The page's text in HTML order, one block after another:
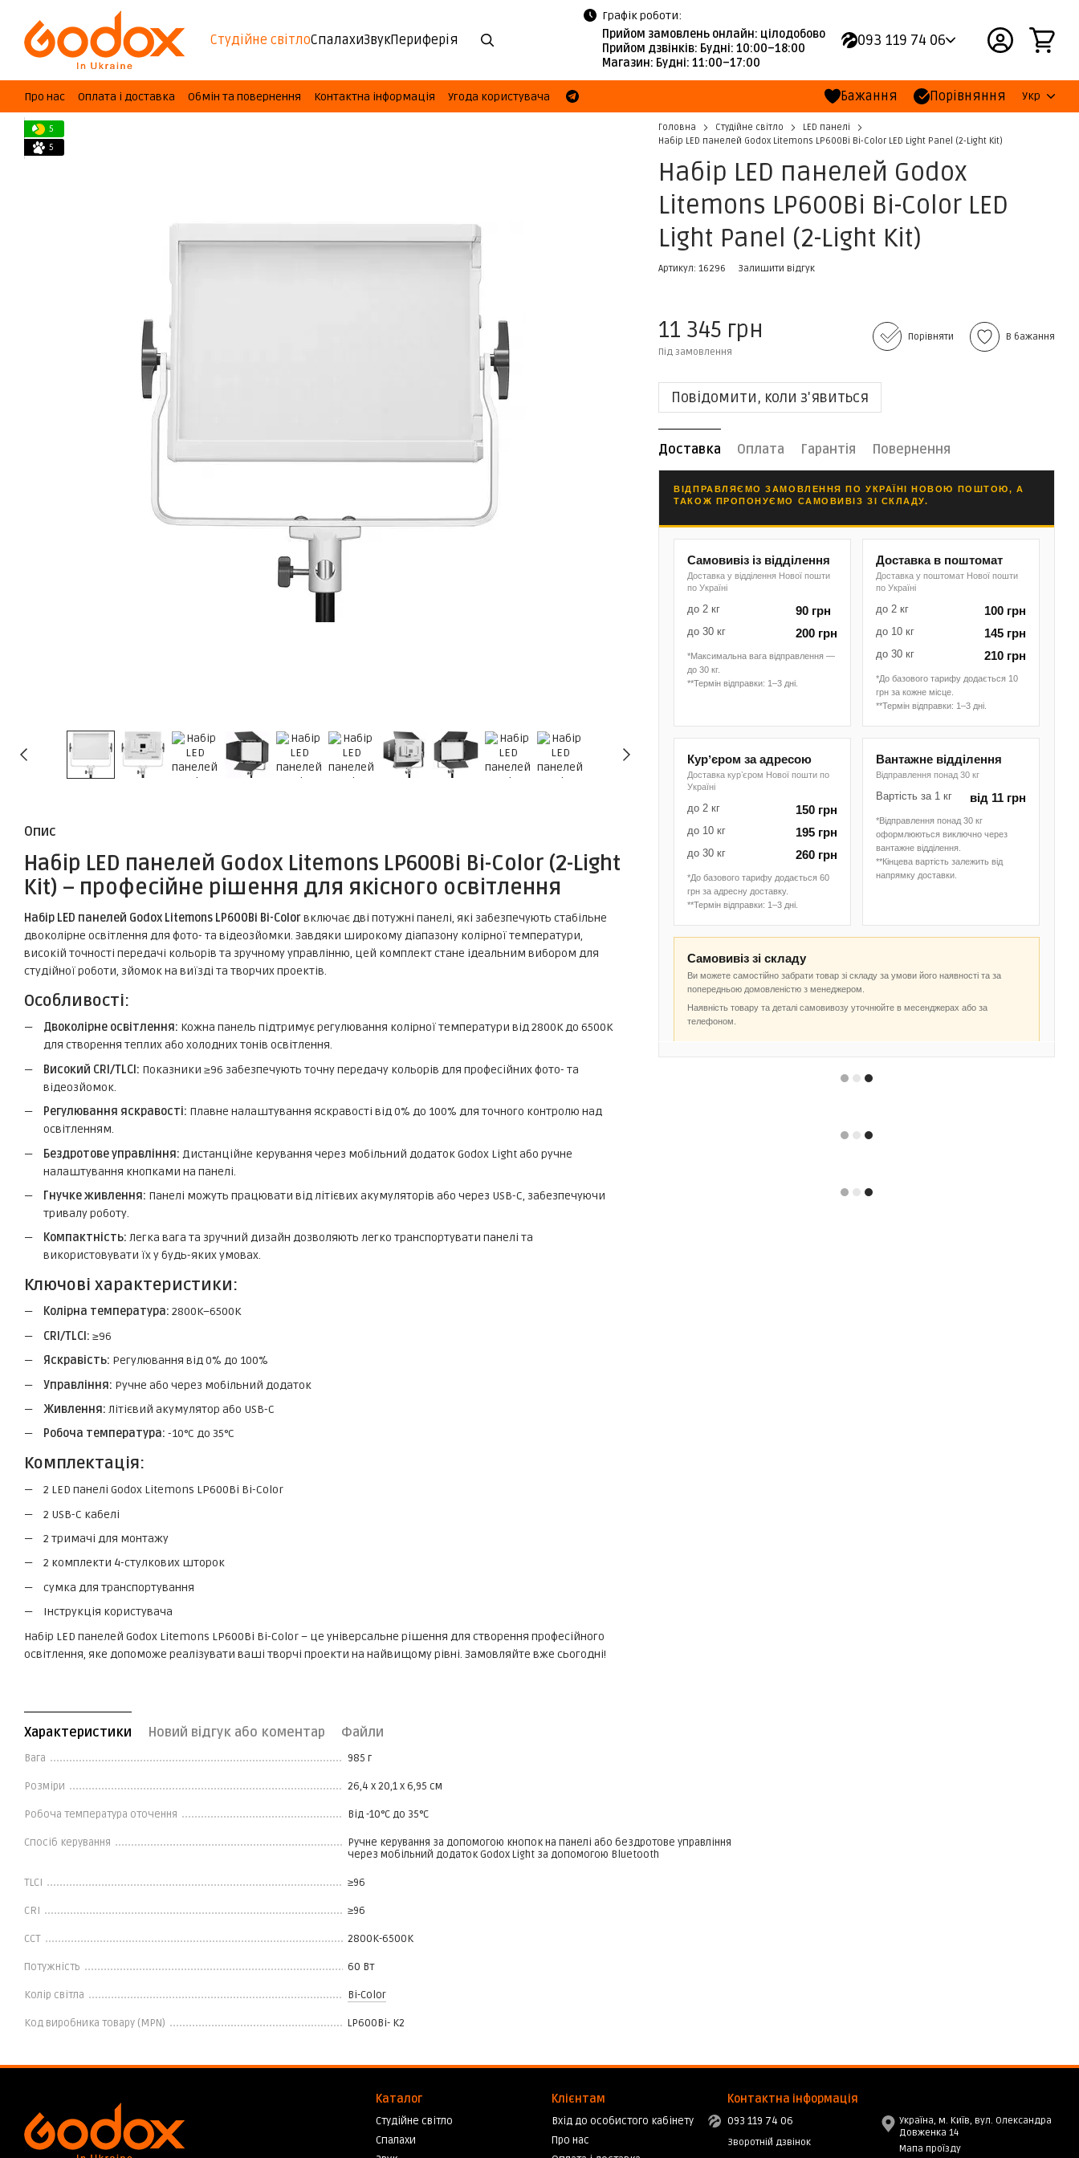
Перейти до основного контенту
Студійне світлоСпалахиЗвукПериферія
Графік роботи:
Прийом замовлень онлайн: цілодобово
Прийом дзвінків: Будні: 10:00–18:00
Магазин: Будні: 11:00–17:00
093 119 74 06
Про нас Оплата і доставка Обмін та повернення Контактна інформація Угода користувача Бажання Порівняння Укр
5
5
Опис
Набір LED панелей Godox Litemons LP600Bi Bi-Color (2-Light
Kit) – професійне рішення для якісного освітлення
Набір LED панелей Godox Litemons LP600Bi Bi-Colorвключає дві потужні панелі, які забезпечують стабільне
двоколірне освітлення для фото- та відеозйомки. Завдяки широкому діапазону колірної температури,
високій точності передачі кольорів та зручному управлінню, цей комплект стане ідеальним вибором для
студійної роботи, зйомок на виїзді та творчих проектів.
Особливості:
Двоколірне освітлення: Кожна панель підтримує регулювання колірної температури від 2800K до 6500K
для створення теплих або холодних тонів освітлення.
Високий CRI/TLCI: Показники ≥96 забезпечують точну передачу кольорів для професійних фото- та
відеозйомок.
Регулювання яскравості: Плавне налаштування яскравості від 0% до 100% для точного контролю над
освітленням.
Бездротове управління: Дистанційне керування через мобільний додаток Godox Light або ручне
налаштування кнопками на панелі.
Гнучке живлення: Панелі можуть працювати від літієвих акумуляторів або через USB-C, забезпечуючи
тривалу роботу.
Компактність: Легка вага та зручний дизайн дозволяють легко транспортувати панелі та
використовувати їх у будь-яких умовах.
Ключові характеристики:
Колірна температура: 2800K–6500K
CRI/TLCI: ≥96
Яскравість: Регулювання від 0% до 100%
Управління: Ручне або через мобільний додаток
Живлення: Літієвий акумулятор або USB-C
Робоча температура: -10°C до 35°C
Комплектація:
2 LED панелі Godox Litemons LP600Bi Bi-Color
2 USB-C кабелі
2 тримачі для монтажу
2 комплекти 4-стулкових шторок
сумка для транспортування
Інструкція користувача
Набір LED панелей Godox Litemons LP600Bi Bi-Color – це універсальне рішення для створення професійного
освітлення, яке допоможе реалізувати ваші творчі проекти на найвищому рівні. Замовляйте вже сьогодні!
Головна Студійне світло
LED панелі
Набір LED панелей Godox Litemons LP600Bi Bi-Color LED Light Panel (2-Light Kit)
Набір LED панелей Godox
Litemons LP600Bi Bi-Color LED
Light Panel (2-Light Kit)
Артикул: 16296 Залишити відгук
11 345 грн
Під замовлення
Порівняти В бажання
Повідомити, коли з'явиться
Доставка Оплата Гарантія Повернення
ВІДПРАВЛЯЄМО ЗАМОВЛЕННЯ ПО УКРАЇНІ НОВОЮ ПОШТОЮ, А
ТАКОЖ ПРОПОНУЄМО САМОВИВІЗ ЗІ СКЛАДУ.
Самовивіз із відділення
Доставка у відділення Нової пошти
по Україні
до 2 кг 90 грн
до 30 кг 200 грн
*Максимальна вага відправлення —
до 30 кг.
**Термін відправки: 1–3 дні.
Доставка в поштомат
Доставка у поштомат Нової пошти
по Україні
до 2 кг 100 грн
до 10 кг 145 грн
до 30 кг 210 грн
*До базового тарифу додається 10
грн за кожне місце.
**Термін відправки: 1–3 дні.
Курʼєром за адресою
Доставка курʼєром Нової пошти по
Україні
до 2 кг 150 грн
до 10 кг 195 грн
до 30 кг 260 грн
*До базового тарифу додається 60
грн за адресну доставку.
**Термін відправки: 1–3 дні.
Вантажне відділення
Відправлення понад 30 кг
Вартість за 1 кг від 11 грн
*Відправлення понад 30 кг
оформлюються виключно через
вантажне відділення.
**Кінцева вартість залежить від
напрямку доставки.
Самовивіз зі складу
Ви можете самостійно забрати товар зі складу за умови його наявності та за
попередньою домовленістю з менеджером.
Наявність товару та деталі самовивозу уточнюйте в месенджерах або за
телефоном.
Характеристики Новий відгук або коментар Файли
Вага 985 г
Розміри 26,4 х 20,1 х 6,95 см
Робоча температура оточення Від -10°C до 35°C
Спосіб керування
Ручне керування за допомогою кнопок на панелі або бездротове управління
через мобільний додаток Godox Light за допомогою Bluetooth
TLCI ≥96
CRI ≥96
ССТ 2800К-6500К
Потужність 60 Вт
Колір світла Bi-Color
Код виробника товару (MPN) LP600Bi- K2
Каталог
Студійне світло
Спалахи
Клієнтам
Вхід до особистого кабінету
Про нас
Контактна інформація
093 119 74 06
Зворотній дзвінок
Україна, м. Київ, вул. Олександра
Довженка 14
Мапа проїзду